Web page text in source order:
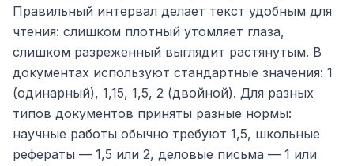
Правильный интервал делает текст удобным для
чтения: слишком плотный утомляет глаза,
слишком разреженный выглядит растянутым. В
документах используют стандартные значения: 1
(одинарный), 1,15, 1,5, 2 (двойной). Для разных
типов документов приняты разные нормы:
научные работы обычно требуют 1,5, школьные
рефераты — 1,5 или 2, деловые письма — 1 или